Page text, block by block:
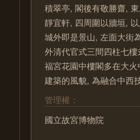
積翠亭, 閣後有敬勝齋,
靜宜軒, 四周圍以牆垣,
城外即是景山, 左面大街
外清代官式三間四柱七
福宮花園中樓閣多在大
建築的風貌, 為融合中西
管理權：
國立故宮博物院